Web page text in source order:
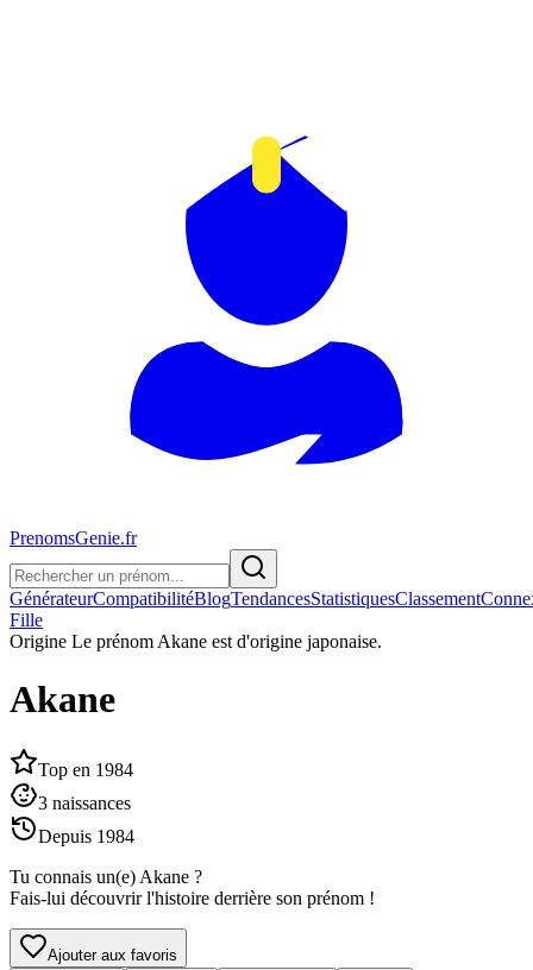
PrenomsGenie.fr
GénérateurCompatibilitéBlogTendancesStatistiquesClassement
Fille
Origine Le prénom Akane est d'origine japonaise.
Akane
Top en 1984
3 naissances
Depuis 1984
Tu connais un(e) Akane ?
Fais-lui découvrir l'histoire derrière son prénom !
Ajouter aux favoris